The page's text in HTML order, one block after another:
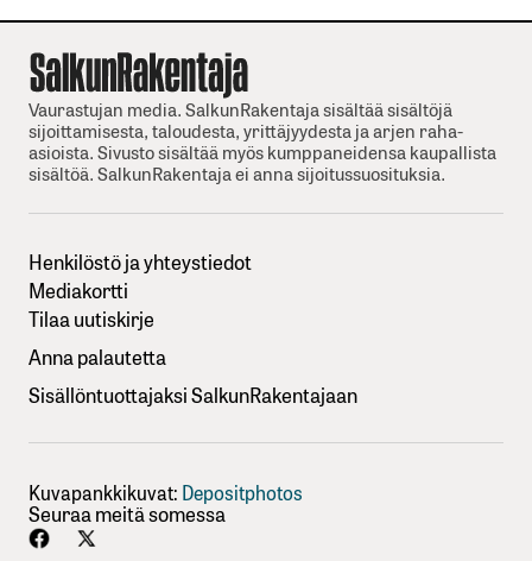
Vaurastujan media. SalkunRakentaja sisältää sisältöjä
sijoittamisesta, taloudesta, yrittäjyydesta ja arjen raha-
asioista. Sivusto sisältää myös kumppaneidensa kaupallista
sisältöä. SalkunRakentaja ei anna sijoitussuosituksia.
Henkilöstö ja yhteystiedot
Mediakortti
Tilaa uutiskirje
Anna palautetta
Sisällöntuottajaksi SalkunRakentajaan
Kuvapankkikuvat: Depositphotos
Seuraa meitä somessa